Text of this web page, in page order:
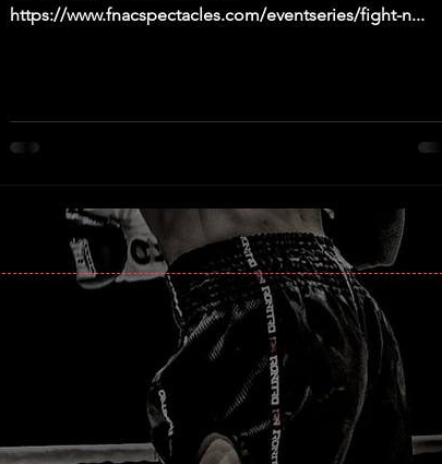
https://www.fnacspectacles.com/eventseries/fight-n...